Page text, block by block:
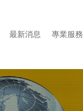
最新消息 專業服務